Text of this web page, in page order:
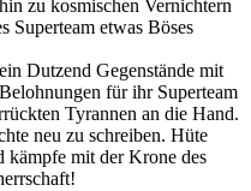
zu kosmischen Vernichtern
Superteam etwas Böses
Dutzend Gegenstände mit
für ihr Superteam
Tyrannen an die Hand.
neu zu schreiben. Hüte
kämpfe mit der Krone des